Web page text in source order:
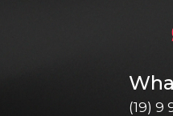
(19) 9